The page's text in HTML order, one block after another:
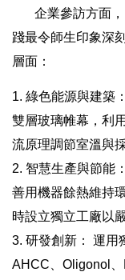
企業參訪方面，
踐最令師生印象深
層面：
1. 綠色能源與建築
雙層玻璃帷幕，利
流原理調節室溫與
2. 智慧生產與節能
善用機器餘熱維持
時設立獨立工廠以
3. 研發創新： 運用
AHCC、Oligonol